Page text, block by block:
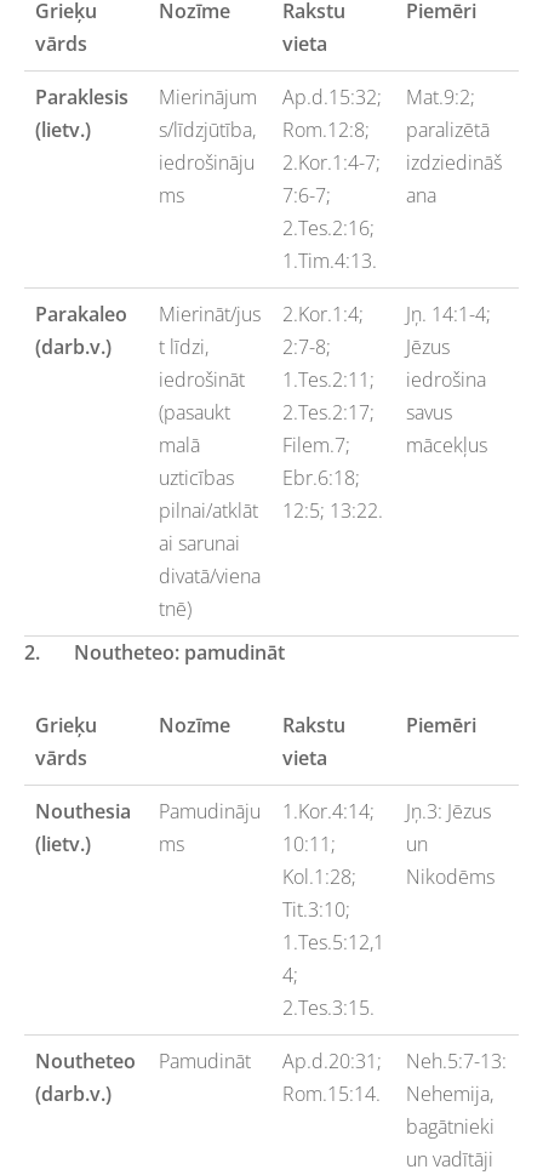
Grieķu
vārds
Nozīme
Rakstu
vieta
Piemēri
Paraklesis
(lietv.)
Mierinājum
s/līdzjūtība,
iedrošināju
ms
Ap.d.15:32;
Rom.12:8;
2.Kor.1:4-7;
7:6-7;
2.Tes.2:16;
1.Tim.4:13.
Mat.9:2;
paralizētā
izdziedināš
ana
Parakaleo
(darb.v.)
Mierināt/jus
t līdzi,
iedrošināt
(pasaukt
malā
uzticības
pilnai/atklāt
ai sarunai
divatā/viena
tnē)
2.Kor.1:4;
2:7-8;
1.Tes.2:11;
2.Tes.2:17;
Filem.7;
Ebr.6:18;
12:5; 13:22.
Jņ. 14:1-4;
Jēzus
iedrošina
savus
mācekļus
2. Noutheteo: pamudināt
Grieķu
vārds
Nozīme
Rakstu
vieta
Piemēri
Nouthesia
(lietv.)
Pamudināju
ms
1.Kor.4:14;
10:11;
Kol.1:28;
Tit.3:10;
1.Tes.5:12,1
4;
2.Tes.3:15.
Jņ.3: Jēzus
un
Nikodēms
Noutheteo
(darb.v.)
Pamudināt
Ap.d.20:31;
Rom.15:14.
Neh.5:7-13:
Nehemija,
bagātnieki
un vadītāji